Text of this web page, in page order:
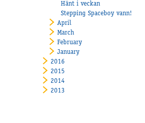
Hänt i veckan
Stepping Spaceboy vann!
April
March
February
January
2016
2015
2014
2013